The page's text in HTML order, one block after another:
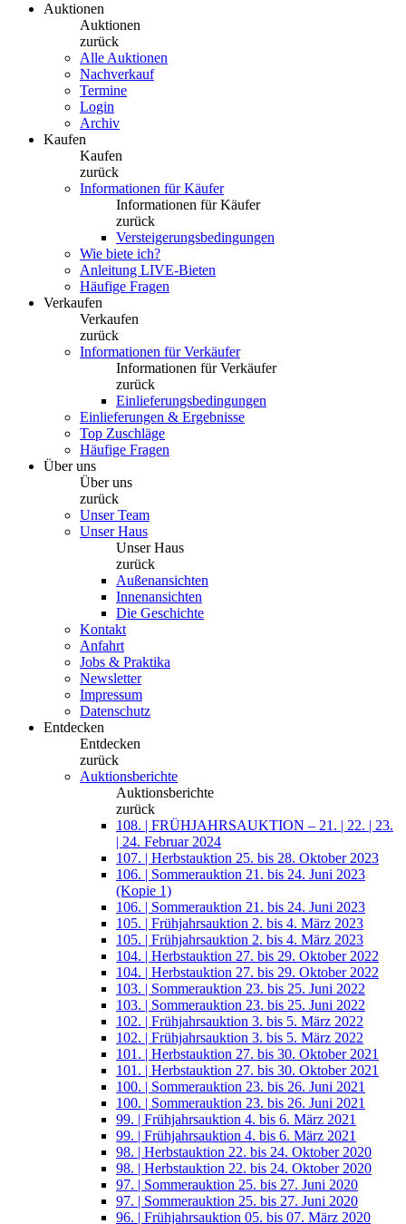
Auktionen
Auktionen
zurück
Alle Auktionen
Nachverkauf
Termine
Login
Archiv
Kaufen
Kaufen
zurück
Informationen für Käufer
Informationen für Käufer
zurück
Versteigerungsbedingungen
Wie biete ich?
Anleitung LIVE-Bieten
Häufige Fragen
Verkaufen
Verkaufen
zurück
Informationen für Verkäufer
Informationen für Verkäufer
zurück
Einlieferungsbedingungen
Einlieferungen & Ergebnisse
Top Zuschläge
Häufige Fragen
Über uns
Über uns
zurück
Unser Team
Unser Haus
Unser Haus
zurück
Außenansichten
Innenansichten
Die Geschichte
Kontakt
Anfahrt
Jobs & Praktika
Newsletter
Impressum
Datenschutz
Entdecken
Entdecken
zurück
Auktionsberichte
Auktionsberichte
zurück
108. | FRÜHJAHRSAUKTION – 21. | 22. | 23.
| 24. Februar 2024
107. | Herbstauktion 25. bis 28. Oktober 2023
106. | Sommerauktion 21. bis 24. Juni 2023
(Kopie 1)
106. | Sommerauktion 21. bis 24. Juni 2023
105. | Frühjahrsauktion 2. bis 4. März 2023
105. | Frühjahrsauktion 2. bis 4. März 2023
104. | Herbstauktion 27. bis 29. Oktober 2022
104. | Herbstauktion 27. bis 29. Oktober 2022
103. | Sommerauktion 23. bis 25. Juni 2022
103. | Sommerauktion 23. bis 25. Juni 2022
102. | Frühjahrsauktion 3. bis 5. März 2022
102. | Frühjahrsauktion 3. bis 5. März 2022
101. | Herbstauktion 27. bis 30. Oktober 2021
101. | Herbstauktion 27. bis 30. Oktober 2021
100. | Sommerauktion 23. bis 26. Juni 2021
100. | Sommerauktion 23. bis 26. Juni 2021
99. | Frühjahrsauktion 4. bis 6. März 2021
99. | Frühjahrsauktion 4. bis 6. März 2021
98. | Herbstauktion 22. bis 24. Oktober 2020
98. | Herbstauktion 22. bis 24. Oktober 2020
97. | Sommerauktion 25. bis 27. Juni 2020
97. | Sommerauktion 25. bis 27. Juni 2020
96. | Frühjahrsauktion 05. bis 07. März 2020